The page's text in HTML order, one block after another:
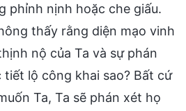
phỉnh nịnh hoặc che giấu.
thấy rằng diện mạo vinh
nộ của Ta và sự phán
tiết lộ công khai sao? Bất cứ
Ta, Ta sẽ phán xét họ